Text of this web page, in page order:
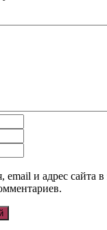
и адрес сайта в